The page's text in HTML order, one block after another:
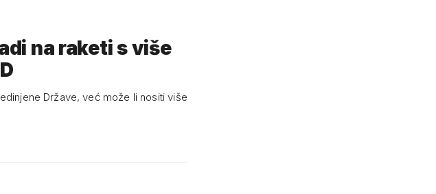
na raketi s više
Države, već može li nositi više